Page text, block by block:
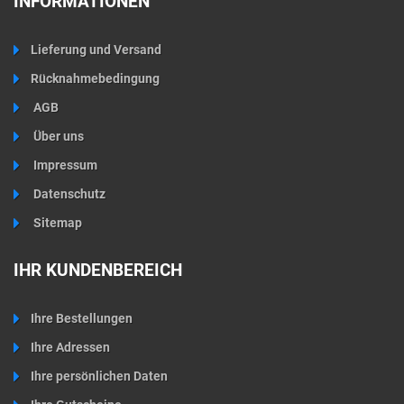
Lieferung und Versand
Rücknahmebedingung
AGB
Über uns
Impressum
Datenschutz
Sitemap
IHR KUNDENBEREICH
Ihre Bestellungen
Ihre Adressen
Ihre persönlichen Daten